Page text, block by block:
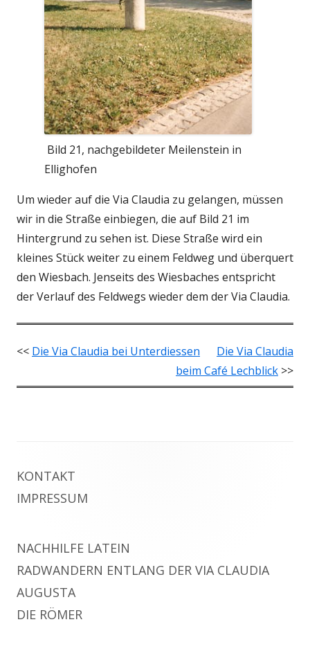
Bild 21, nachgebildeter Meilenstein in
Ellighofen
Um wieder auf die Via Claudia zu gelangen, müssen
wir in die Straße einbiegen, die auf Bild 21 im
Hintergrund zu sehen ist. Diese Straße wird ein
kleines Stück weiter zu einem Feldweg und überquert
den Wiesbach. Jenseits des Wiesbaches entspricht
der Verlauf des Feldwegs wieder dem der Via Claudia.
<< Die Via Claudia bei Unterdiessen
Die Via Claudia
beim Café Lechblick >>
Inhalt
KONTAKT
IMPRESSUM
NACHHILFE LATEIN
RADWANDERN ENTLANG DER VIA CLAUDIA
AUGUSTA
DIE RÖMER